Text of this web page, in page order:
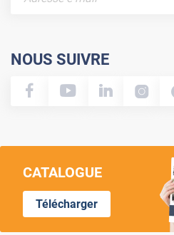
NOUS SUIVRE
CATALOGUE
Télécharger